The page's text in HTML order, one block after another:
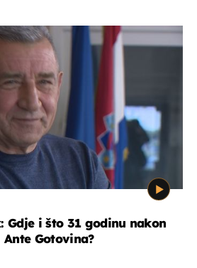
Gdje i što 31 godinu nakon
Gotovina?